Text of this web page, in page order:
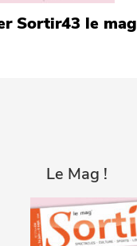
Sortir43 le mag
Le Mag !